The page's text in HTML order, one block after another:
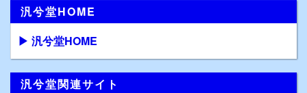
汎兮堂HOME
▶ 汎兮堂HOME
汎兮堂関連サイト